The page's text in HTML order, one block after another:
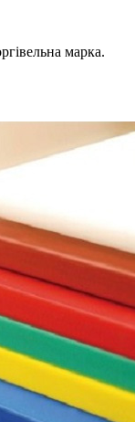
марка.